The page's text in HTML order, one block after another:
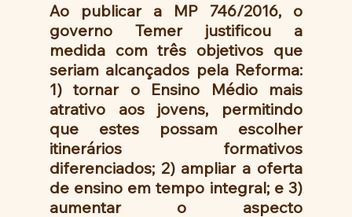
Ao publicar a MP 746/2016, o
governo Temer justificou a
medida com três objetivos que
seriam alcançados pela Reforma:
1) tornar o Ensino Médio mais
atrativo aos jovens, permitindo
que estes possam escolher
itinerários formativos
diferenciados; 2) ampliar a oferta
de ensino em tempo integral; e 3)
aumentar o aspecto